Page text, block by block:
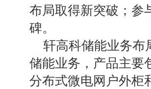
布局取得新突破；参
碑。
轩高科储能业务布
储能业务，产品主要
分布式微电网户外柜